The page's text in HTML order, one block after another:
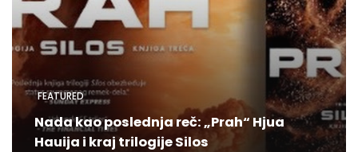
FEATURED
Nada kao poslednja reč: „Prah“ Hjua
Hauija i kraj trilogije Silos